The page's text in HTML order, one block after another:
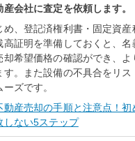
産会社に査定を依頼します。
め、登記済権利書・固定資産
高証明を準備しておくと、名
却希望価格の確認ができ、よ
す。また設備の不具合をリス
ーズです。
動産売却の手順と注意点！初
しない5ステップ